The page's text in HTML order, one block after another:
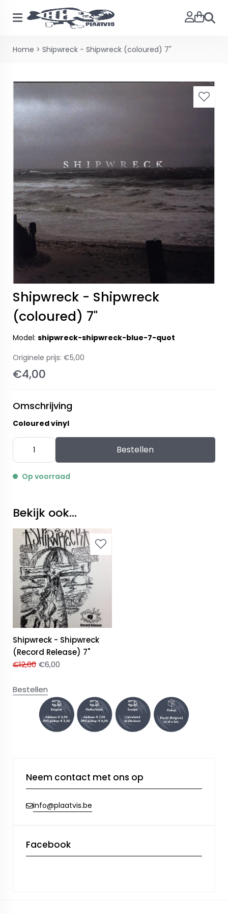
Home > Shipwreck - Shipwreck (coloured) 7"
Shipwreck - Shipwreck
(coloured) 7"
Model: shipwreck-shipwreck-blue-7-quot
Originele prijs: €5,00
€4,00
Omschrijving
Coloured vinyl
Bestellen
Op voorraad
Bekijk ook...
Shipwreck - Shipwreck
(Record Release) 7"
€12,00 €6,00
Bestellen
Neem contact met ons op
info@plaatvis.be
Facebook